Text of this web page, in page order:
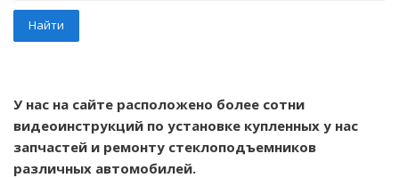
Найти
У нас на сайте расположено более сотни
видеоинструкций по установке купленных у нас
запчастей и ремонту стеклоподъемников
различных автомобилей.